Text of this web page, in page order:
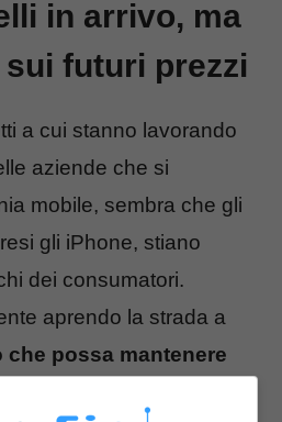
in arrivo, ma
futuri prezzi
a cui stanno lavorando
aziende che si
mobile, sembra che gli
gli iPhone, stiano
dei consumatori.
aprendo la strada a
possa mantenere